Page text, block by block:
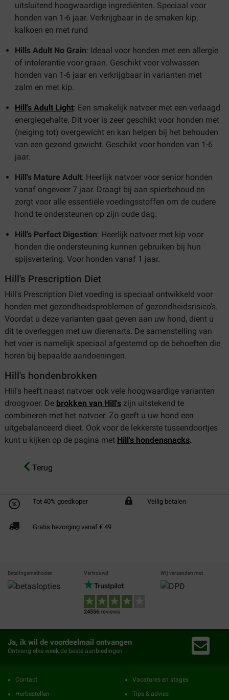
uitsluitend hoogwaardige ingrediënten. Speciaal voor
honden van 1-6 jaar. Verkrijgbaar in de smaken kip,
kalkoen en met rund
Hills Adult No Grain: Ideaal voor honden met een allergie
of intolerantie voor graan. Geschikt voor volwassen
honden van 1-6 jaar en verkrijgbaar in varianten met
zalm en met kip.
Hill's Adult Light: Een smakelijk natvoer met een verlaagd
energiegehalte. Dit voer is zeer geschikt voor honden met
(neiging tot) overgewicht en kan helpen bij het behouden
van een gezond gewicht. Geschikt voor honden van 1-6
jaar.
Hill's Mature Adult: Heerlijk natvoer voor senior honden
vanaf ongeveer 7 jaar. Draagt bij aan spierbehoud en
zorgt voor alle essentiële voedingsstoffen om de oudere
hond te ondersteunen op zijn oude dag.
Hill's Perfect Digestion: Heerlijk natvoer met kip voor
honden die ondersteuning kunnen gebruiken bij hun
spijsvertering. Voor honden vanaf 1 jaar.
Hill's Prescription Diet
Hill's Prescription Diet voeding is speciaal ontwikkeld voor
honden met gezondheidsproblemen of gezondheidsrisico's.
Voordat u deze varianten gaat geven aan uw hond, dient u
dit te overleggen met uw dierenarts. De samenstelling van
het voer is namelijk speciaal afgestemd op de behoeften die
horen bij bepaalde aandoeningen.
Hill's hondenbrokken
Hiil's heeft naast natvoer ook vele hoogwaardige varianten
droogvoer. De brokken van Hill's zijn uitstekend te
combineren met het natvoer. Zo geeft u uw hond een
uitgebalanceerd dieet. Ook voor de lekkerste tussendoortjes
kunt u kijken op de pagina met Hill's hondensnacks.
Terug
Tot 40% goedkoper Veilig betalen
Gratis bezorging vanaf € 49
Betalingsmethoden Vertrouwd
24556 reviews
Wij verzenden met
Ja, ik wil de voordeelmail ontvangen
Ontvang elke week de beste aanbiedingen
Contact
Herbestellen
Vacatures en stages
Tips & advies